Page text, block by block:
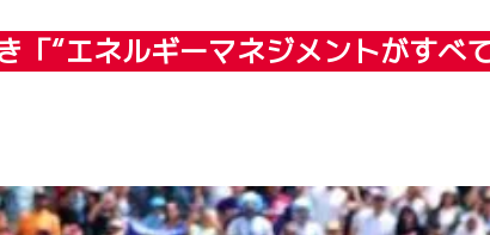
“エネルギーマネジメントがすべ